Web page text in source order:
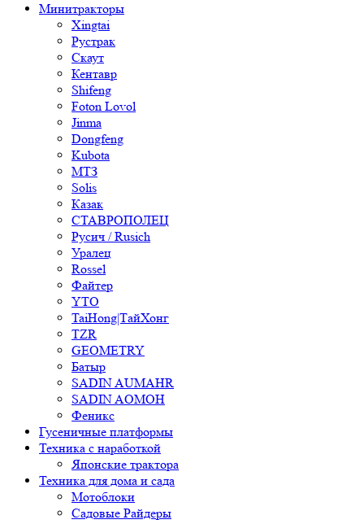
Минитракторы
Xingtai
Рустрак
Скаут
Кентавр
Shifeng
Foton Lovol
Jinma
Dongfeng
Kubota
МТЗ
Solis
Казак
СТАВРОПОЛЕЦ
Русич / Rusich
Уралец
Rossel
Файтер
YTO
TaiHong|ТайХонг
TZR
GEOMETRY
Батыр
SADIN AUMAHR
SADIN AOMOH
Феникс
Гусеничные платформы
Техника с наработкой
Японские трактора
Техника для дома и сада
Мотоблоки
Садовые Райдеры